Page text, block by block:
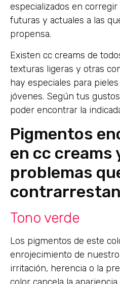
especializados en
futuras y actuales a las
propensa.
Existen cc creams de
texturas ligeras y otras
hay especiales para
jóvenes. Según tus
poder encontrar la
Pigmentos
en cc creams
problemas
contrarrestan
Tono verde
Los pigmentos de este
enrojecimiento de
irritación, herencia o la